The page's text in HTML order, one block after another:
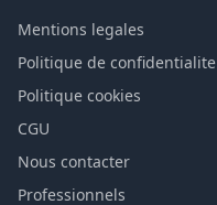
Mentions legales
Politique de confidentialite
Politique cookies
CGU
Nous contacter
Professionnels